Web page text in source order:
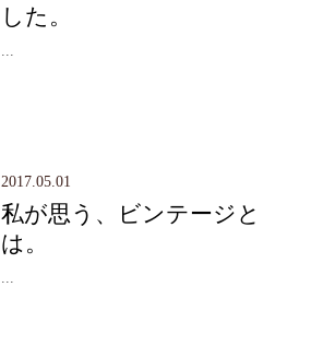
した。
2017.05.01
私が思う、ビンテージと
は。